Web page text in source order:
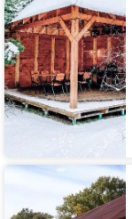
Турбаза